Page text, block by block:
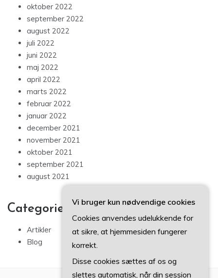
oktober 2022
september 2022
august 2022
juli 2022
juni 2022
maj 2022
april 2022
marts 2022
februar 2022
januar 2022
december 2021
november 2021
oktober 2021
september 2021
august 2021
Categories
Artikler
Blog
Vi bruger kun nødvendige cookies
Cookies anvendes udelukkende for
at sikre, at hjemmesiden fungerer
korrekt.
Disse cookies sættes af os og
slettes automatisk, når din session